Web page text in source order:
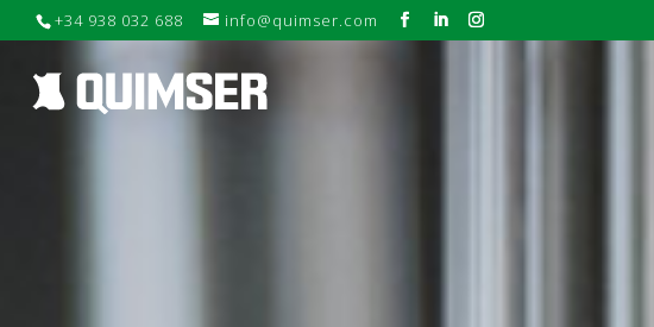
+34 938 032 688 info@quimser.com